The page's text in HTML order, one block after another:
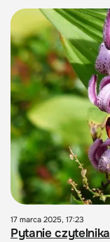
17 marca 2025, 17:23
Pytanie czytelnika